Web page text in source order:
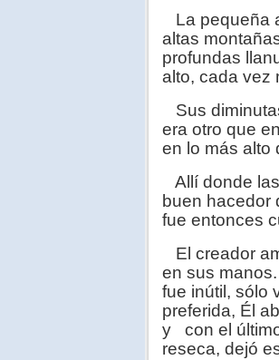
La pequeña
altas
profundas
alto, cada vez
Sus
era otro que
en lo más alto
Allí donde
buen hacedor
fue entonces
El creador
en sus
fue inútil, sólo
preferida, Él
y con el
reseca, dejó